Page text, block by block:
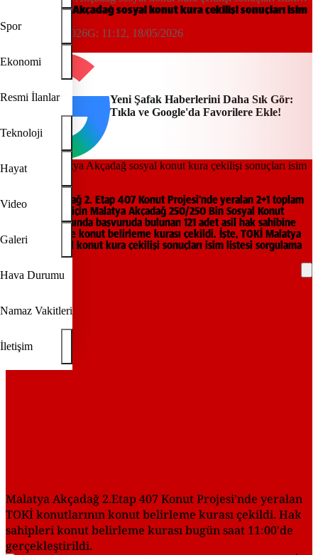
Spor
Ekonomi
Resmi İlanlar
Teknoloji
Hayat
Video
Galeri
Hava Durumu
Namaz Vakitleri
İletişim
TOKİ Malatya Akçadağ sosyal konut kura çekilişi sonuçları isim
11:12, 18/05/2026G: 11:12, 18/05/2026
Yeni Şafak Haberlerini Daha Sık Gör:
Tıkla ve Google'da Favorilere Ekle!
Malatya Akçadağ 2. Etap 407 Konut Projesi’nde yeralan 2+1 toplam
67 adet konut için Malatya Akçadağ 250/250 Bin Sosyal Konut
Projesi kapsamında başvuruda bulunan 121 adet asil hak sahibine
hak sahipliği ve konut belirleme kurası çekildi. İşte, TOKİ Malatya
Akçadağ sosyal konut kura çekilişi sonuçları isim listesi sorgulama
Malatya Akçadağ 2.Etap 407 Konut Projesi’nde yeralan
TOKİ konutlarının konut belirleme kurası çekildi. Hak
sahipleri konut belirleme kurası bugün saat 11:00'de
gerçekleştirildi.